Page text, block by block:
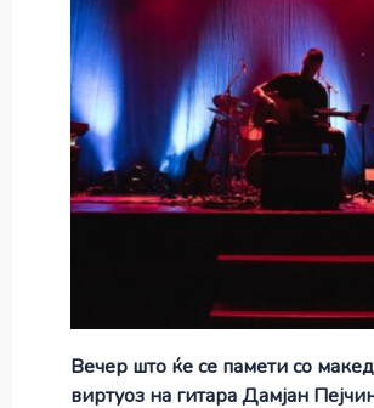
Вечер што ќе се памети со
виртуоз на гитара Дамјан